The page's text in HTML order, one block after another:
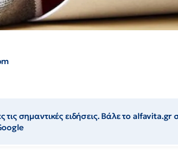
σημαντικές ειδήσεις. Βάλε το